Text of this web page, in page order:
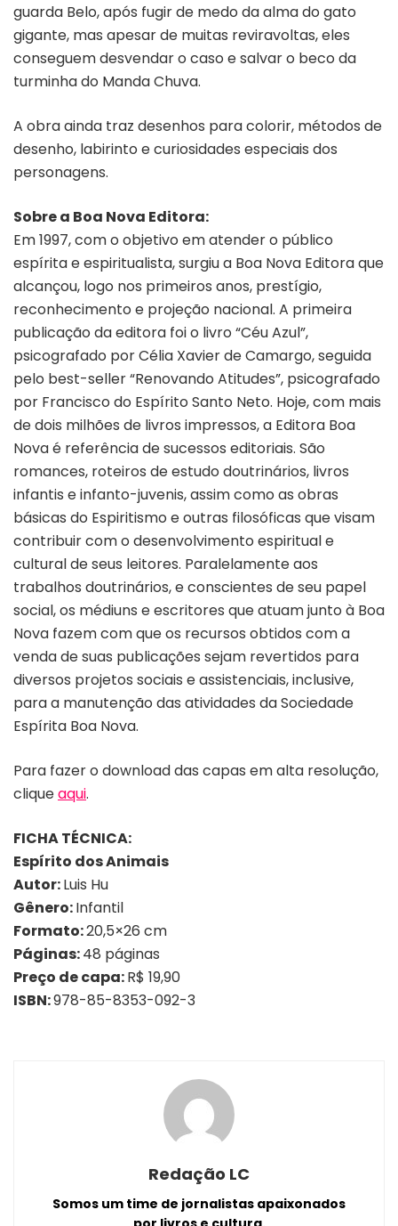
guarda Belo, após fugir de medo da alma do gato
gigante, mas apesar de muitas reviravoltas, eles
conseguem desvendar o caso e salvar o beco da
turminha do Manda Chuva.
A obra ainda traz desenhos para colorir, métodos de
desenho, labirinto e curiosidades especiais dos
personagens.
Sobre a Boa Nova Editora:
Em 1997, com o objetivo em atender o público
espírita e espiritualista, surgiu a Boa Nova Editora que
alcançou, logo nos primeiros anos, prestígio,
reconhecimento e projeção nacional. A primeira
publicação da editora foi o livro “Céu Azul”,
psicografado por Célia Xavier de Camargo, seguida
pelo best-seller “Renovando Atitudes”, psicografado
por Francisco do Espírito Santo Neto. Hoje, com mais
de dois milhões de livros impressos, a Editora Boa
Nova é referência de sucessos editoriais. São
romances, roteiros de estudo doutrinários, livros
infantis e infanto-juvenis, assim como as obras
básicas do Espiritismo e outras filosóficas que visam
contribuir com o desenvolvimento espiritual e
cultural de seus leitores. Paralelamente aos
trabalhos doutrinários, e conscientes de seu papel
social, os médiuns e escritores que atuam junto à Boa
Nova fazem com que os recursos obtidos com a
venda de suas publicações sejam revertidos para
diversos projetos sociais e assistenciais, inclusive,
para a manutenção das atividades da Sociedade
Espírita Boa Nova.
Para fazer o download das capas em alta resolução,
cliqueaqui.
FICHA TÉCNICA:
Espírito dos Animais
Autor:Luis Hu
Gênero:Infantil
Formato:20,5×26 cm
Páginas:48 páginas
Preço de capa:R$ 19,90
ISBN:978-85-8353-092-3
Redação LC
Somos um time de jornalistas apaixonados